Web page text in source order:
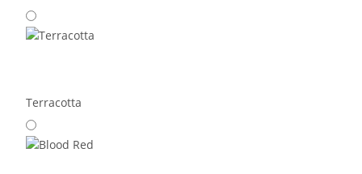
Terracotta